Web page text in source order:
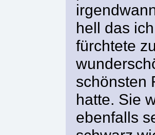
hell das
fürchtete
schönsten
hatte. Sie
ebenfalls